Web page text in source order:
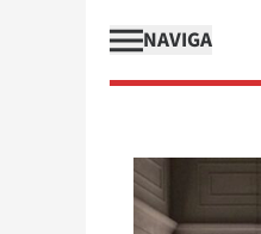
NAVIGA